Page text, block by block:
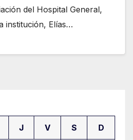
del Hospital General,
institución, Elías…
J V S D